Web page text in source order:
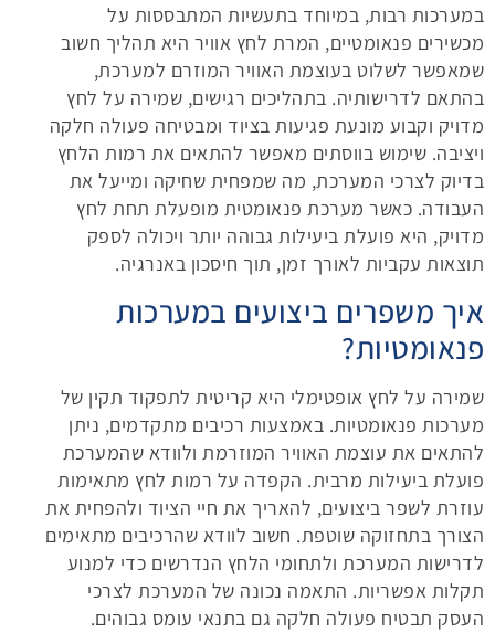
במערכות רבות, במיוחד בתעשיות המתבססות על
מכשירים פנאומטיים, המרת לחץ אוויר היא תהליך חשוב
שמאפשר לשלוט בעוצמת האוויר המוזרם למערכת,
בהתאם לדרישותיה. בתהליכים רגישים, שמירה על לחץ
מדויק וקבוע מונעת פגיעות בציוד ומבטיחה פעולה חלקה
ויציבה. שימוש בווסתים מאפשר להתאים את רמות הלחץ
בדיוק לצרכי המערכת, מה שמפחית שחיקה ומייעל את
העבודה. כאשר מערכת פנאומטית מופעלת תחת לחץ
מדויק, היא פועלת ביעילות גבוהה יותר ויכולה לספק
תוצאות עקביות לאורך זמן, תוך חיסכון באנרגיה.
איך משפרים ביצועים במערכות
פנאומטיות?
שמירה על לחץ אופטימלי היא קריטית לתפקוד תקין של
מערכות פנאומטיות. באמצעות רכיבים מתקדמים, ניתן
להתאים את עוצמת האוויר המוזרמת ולוודא שהמערכת
פועלת ביעילות מרבית. הקפדה על רמות לחץ מתאימות
עוזרת לשפר ביצועים, להאריך את חיי הציוד ולהפחית את
הצורך בתחזוקה שוטפת. חשוב לוודא שהרכיבים מתאימים
לדרישות המערכת ולתחומי הלחץ הנדרשים כדי למנוע
תקלות אפשריות. התאמה נכונה של המערכת לצרכי
העסק תבטיח פעולה חלקה גם בתנאי עומס גבוהים.